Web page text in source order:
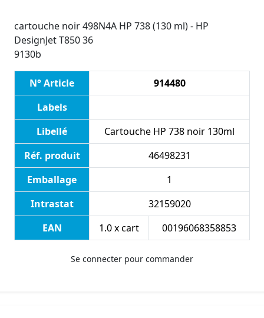
cartouche noir 498N4A HP 738 (130 ml) - HP
DesignJet T850 36
9130b
N° Article
914480
Labels
Libellé
Cartouche HP 738 noir 130ml
Réf. produit
46498231
Emballage
1
Intrastat
32159020
EAN
1.0 x cart 00196068358853
Se connecter pour commander